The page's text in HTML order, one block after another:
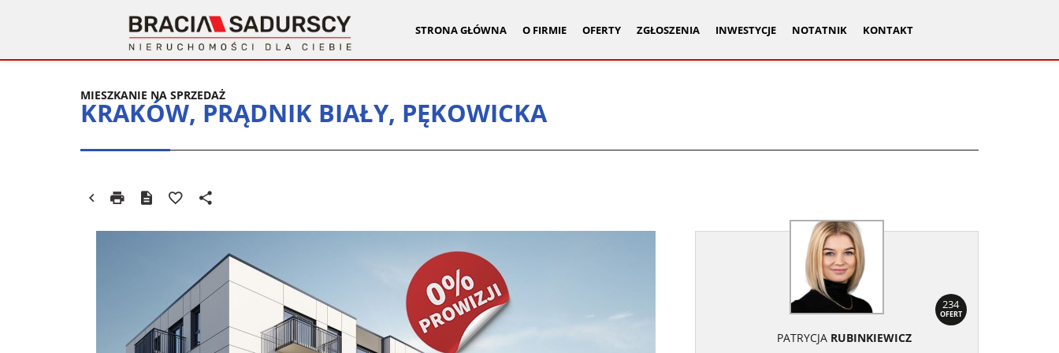
STRONA GŁÓWNA O FIRMIE OFERTY ZGŁOSZENIA INWESTYCJE NOTATNIK KONTAKT
KRAKÓW, PRĄDNIK BIAŁY, PĘKOWICKA
MIESZKANIE NA SPRZEDAŻ
234
OFERT
PATRYCJA RUBINKIEWICZ